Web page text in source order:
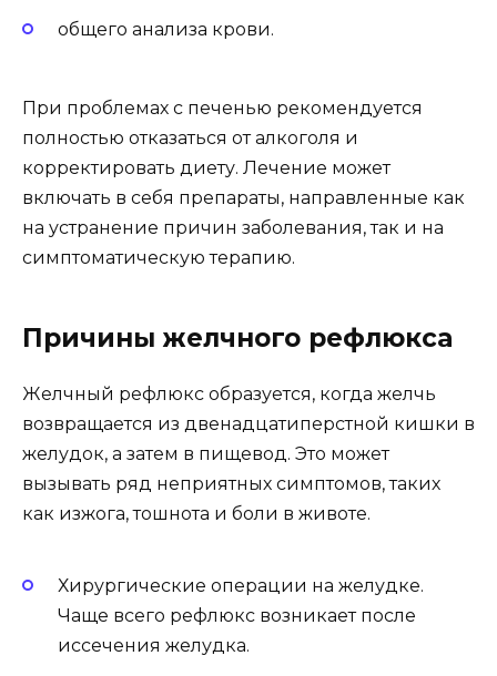
общего анализа крови.
При проблемах с печенью рекомендуется
полностью отказаться от алкоголя и
корректировать диету. Лечение может
включать в себя препараты, направленные как
на устранение причин заболевания, так и на
симптоматическую терапию.
Причины желчного рефлюкса
Желчный рефлюкс образуется, когда желчь
возвращается из двенадцатиперстной кишки в
желудок, а затем в пищевод. Это может
вызывать ряд неприятных симптомов, таких
как изжога, тошнота и боли в животе.
Хирургические операции на желудке.
Чаще всего рефлюкс возникает после
иссечения желудка.